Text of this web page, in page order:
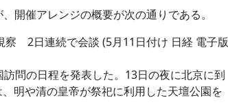
開催アレンジの概要が次の通りである。
2日連続で会談 (5月11日付け 日経 電子版
問の日程を発表した。13日の夜に北京に到
明や清の皇帝が祭祀に利用した天壇公園を